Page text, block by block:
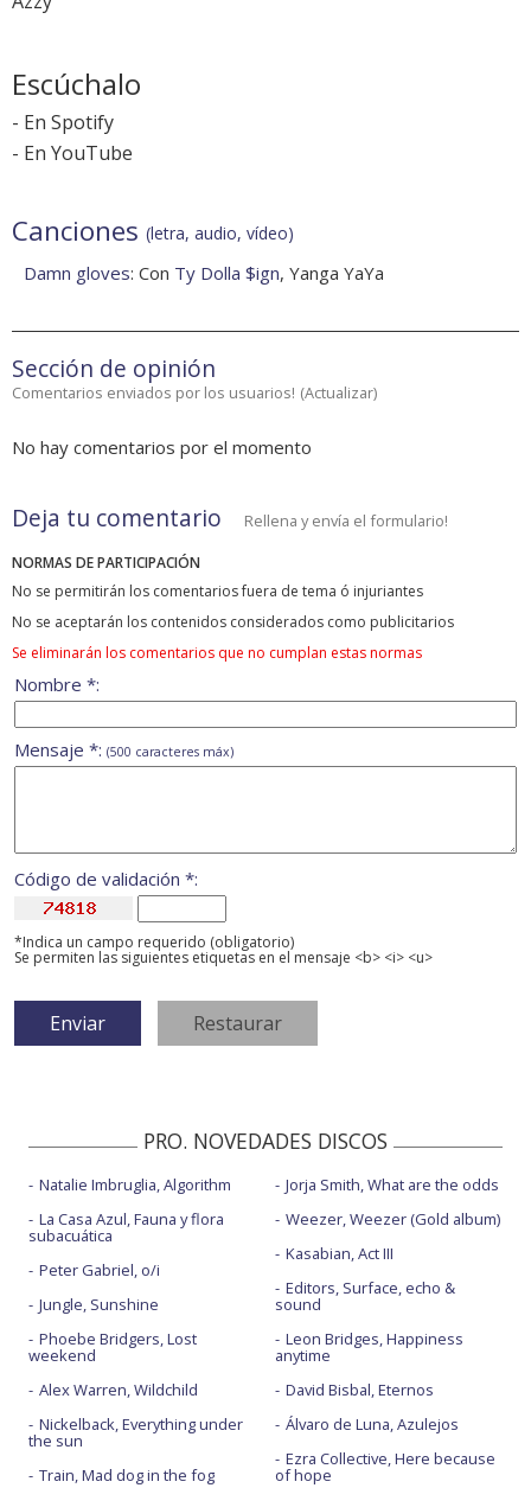
Escúchalo
- En Spotify
- En YouTube
Canciones (letra, audio, vídeo)
Damn gloves: Con Ty Dolla $ign, Yanga YaYa
Sección de opinión
Comentarios enviados por los usuarios! (Actualizar)
No hay comentarios por el momento
Deja tu comentario Rellena y envía el formulario!
NORMAS DE PARTICIPACIÓN
No se permitirán los comentarios fuera de tema ó injuriantes
No se aceptarán los contenidos considerados como publicitarios
Se eliminarán los comentarios que no cumplan estas normas
Nombre *:
Mensaje *: (500 caracteres máx)
Código de validación *:
*Indica un campo requerido (obligatorio)
Se permiten las siguientes etiquetas en el mensaje <b> <i> <u>
PRO. NOVEDADES DISCOS
Natalie Imbruglia, Algorithm
La Casa Azul, Fauna y flora
subacuática
Peter Gabriel, o/i
Jungle, Sunshine
Phoebe Bridgers, Lost
weekend
Alex Warren, Wildchild
Nickelback, Everything under
the sun
Train, Mad dog in the fog
Jorja Smith, What are the odds
Weezer, Weezer (Gold album)
Kasabian, Act III
Editors, Surface, echo &
sound
Leon Bridges, Happiness
anytime
David Bisbal, Eternos
Álvaro de Luna, Azulejos
Ezra Collective, Here because
of hope